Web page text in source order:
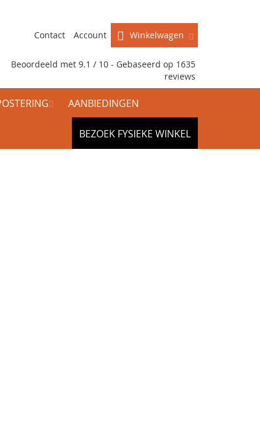
Winkelwagen
Contact Account
Beoordeeld met 9.1 / 10 - Gebaseerd op 1635
reviews
AANBIEDINGEN
BEZOEK FYSIEKE WINKEL